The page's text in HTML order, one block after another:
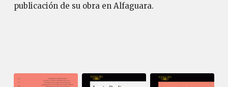
publicación de su obra en Alfaguara.